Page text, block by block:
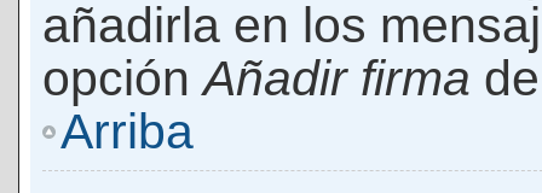
añadirla en los
opciónAñadir firma
Arriba